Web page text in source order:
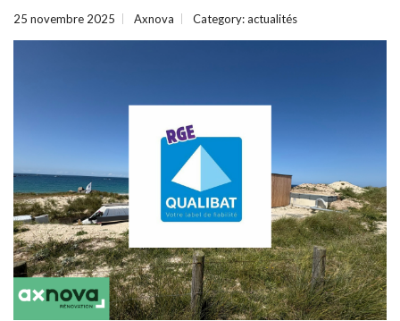
25 novembre 2025 Axnova Category:actualités